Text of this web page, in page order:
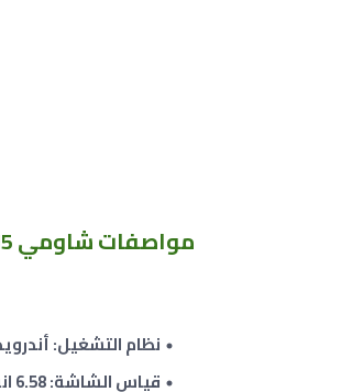
مواصفاتشاومي Xiaomi Poco M5 :
نظام التشغيل: أندرويد
قياس الشاشة: 6.58 انش